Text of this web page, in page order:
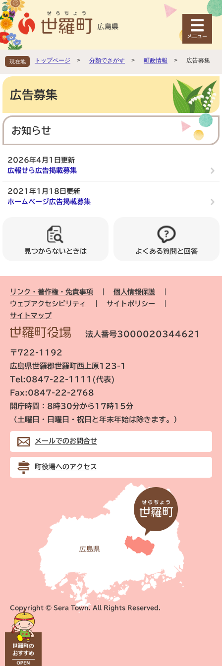
ペ
ー
ジ
の
頭
で
す
メ
ニ
ュ
ー
飛
ば
し
へ
現在地 トップページ > 分類でさがす > 町政情報 > 広告募集
本
広告募集
お知らせ
2026年4月1日更新
広報せら広告掲載募集
2021年1月18日更新
ホームページ広告掲載募集
見つからないときは よくある質問と回答
リンク・著作権・免責事項
個人情報保護
ウェブアクセシビリティ
サイトポリシー
サイトマップ
法人番号3000020344621
〒722-1192
広島県世羅郡世羅町西上原123-1
Tel:0847-22-1111(代表)
Fax:0847-22-2768
開庁時間：8時30分から17時15分
（土曜日・日曜日・祝日と年末年始は除きます。）
メールでのお問合せ
町役場へのアクセス
Copyright © Sera Town. All Rights Reserved.